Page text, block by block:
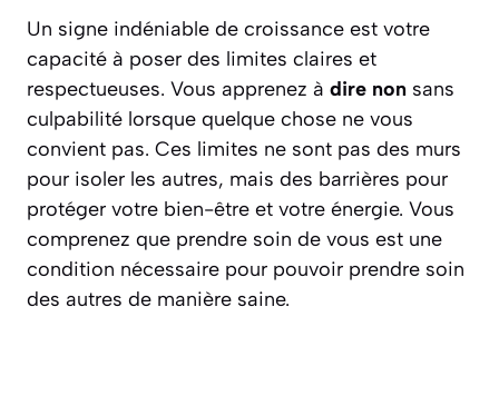
Un signe indéniable de croissance est votre
capacité à poser des limites claires et
respectueuses. Vous apprenez à dire non sans
culpabilité lorsque quelque chose ne vous
convient pas. Ces limites ne sont pas des murs
pour isoler les autres, mais des barrières pour
protéger votre bien-être et votre énergie. Vous
comprenez que prendre soin de vous est une
condition nécessaire pour pouvoir prendre soin
des autres de manière saine.